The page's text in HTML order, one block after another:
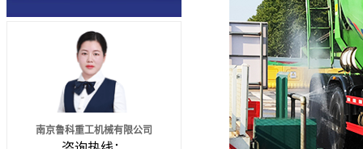
南京鲁科重工机械有限公司